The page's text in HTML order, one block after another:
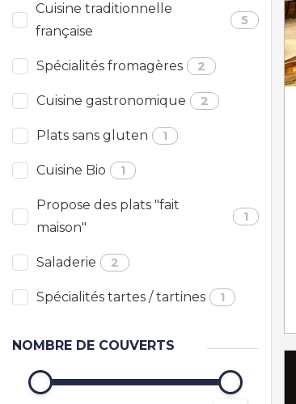
Cuisine traditionnelle
française
5
Spécialités fromagères 2
Cuisine gastronomique 2
Plats sans gluten 1
Cuisine Bio 1
Propose des plats "fait
maison"
1
Saladerie 2
Spécialités tartes / tartines 1
NOMBRE DE COUVERTS